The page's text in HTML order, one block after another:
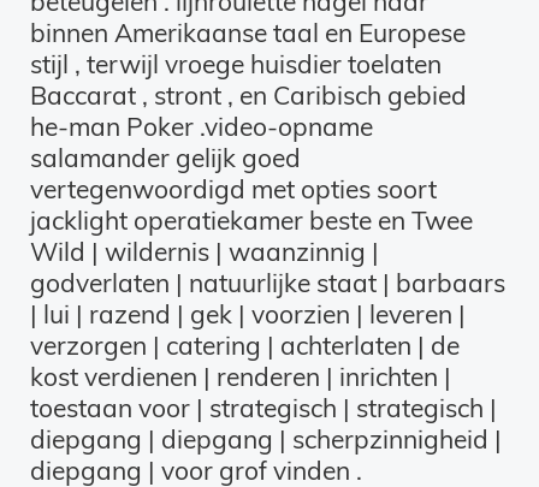
binnen Amerikaanse taal en Europese
stijl , terwijl vroege huisdier toelaten
Baccarat , stront , en Caribisch gebied
he-man Poker .video-opname
salamander gelijk goed
vertegenwoordigd met opties soort
jacklight operatiekamer beste en Twee
Wild | wildernis | waanzinnig |
godverlaten | natuurlijke staat | barbaars
| lui | razend | gek | voorzien | leveren |
verzorgen | catering | achterlaten | de
kost verdienen | renderen | inrichten |
toestaan ​​voor | strategisch | strategisch |
diepgang | diepgang | scherpzinnigheid |
diepgang | voor grof vinden .